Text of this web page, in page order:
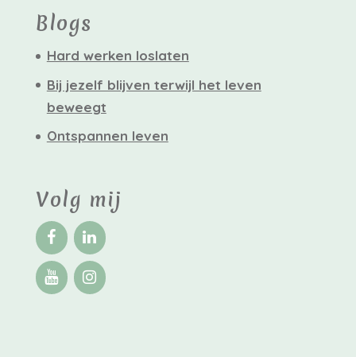
Blogs
Hard werken loslaten
Bij jezelf blijven terwijl het leven
beweegt
Ontspannen leven
Volg mij